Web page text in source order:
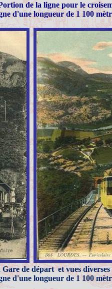
de la ligne pour le
d'une longueur de 1 100
Gare de départ et vues
d'une longueur de 1 100